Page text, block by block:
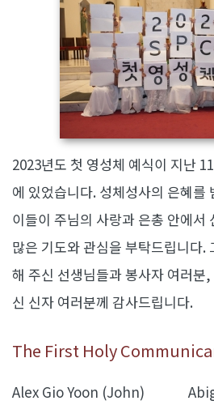
2023년도 첫 영성체 예식이 지난
에 있었습니다. 성체성사의 은혜를
이들이 주님의 사랑과 은총 안에서
많은 기도와 관심을 부탁드립니다.
해 주신 선생님들과 봉사자 여러분
신 신자 여러분께 감사드립니다.
The First Holy
Alex Gio Yoon (John)